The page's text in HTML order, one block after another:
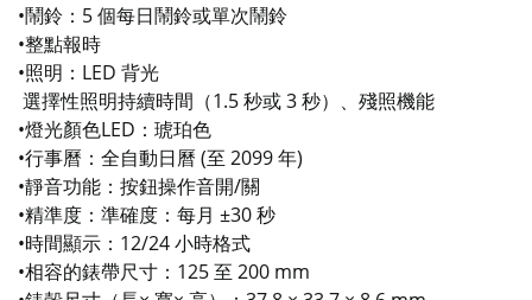
•鬧鈴：5 個每日鬧鈴或單次鬧鈴
•整點報時
•照明：LED 背光
選擇性照明持續時間（1.5 秒或 3 秒）、殘照機能
•燈光顏色LED：琥珀色
•行事曆：全自動日曆 (至 2099 年)
•靜音功能：按鈕操作音開/關
•精準度：準確度：每月 ±30 秒
•時間顯示：12/24 小時格式
•相容的錶帶尺寸：125 至 200 mm